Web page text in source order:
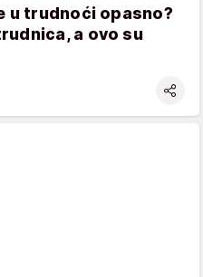
u trudnoći opasno?
a ovo su